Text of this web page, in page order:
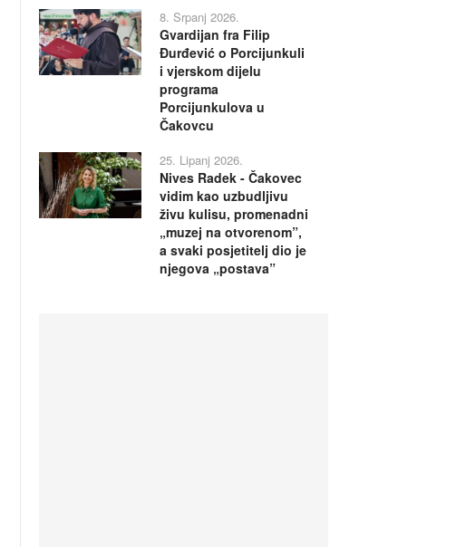
8. Srpanj 2026.
Gvardijan fra Filip
Đurđević o Porcijunkuli
i vjerskom dijelu
programa
Porcijunkulova u
Čakovcu
25. Lipanj 2026.
Nives Radek - Čakovec
vidim kao uzbudljivu
živu kulisu, promenadni
„muzej na otvorenom”,
a svaki posjetitelj dio je
njegova „postava”